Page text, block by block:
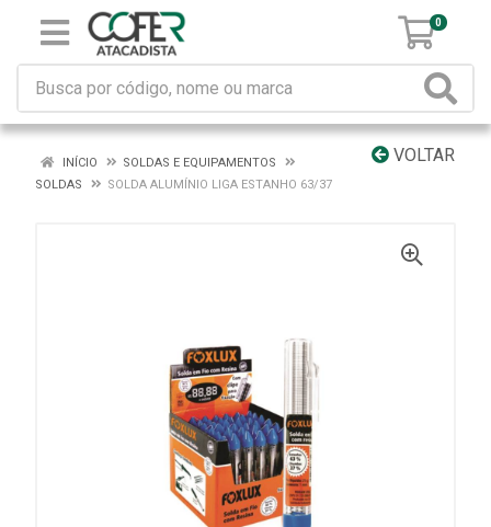
0
VOLTAR
INÍCIO
SOLDAS E EQUIPAMENTOS
SOLDAS
SOLDA ALUMÍNIO LIGA ESTANHO 63/37